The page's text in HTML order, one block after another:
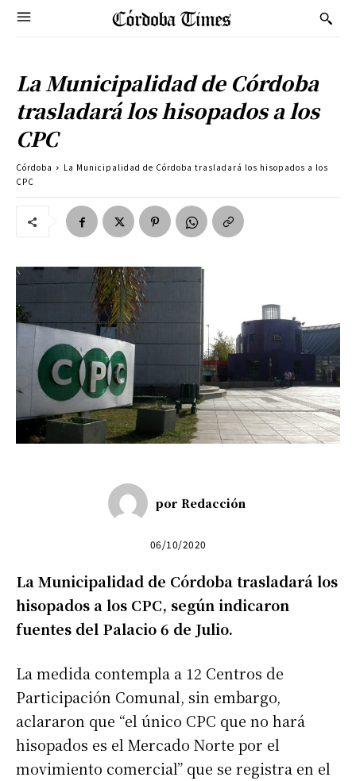
La Municipalidad de Córdoba
trasladará los hisopados a los
CPC
Córdoba
La Municipalidad de Córdoba trasladará los hisopados a los
CPC
por Redacción
06/10/2020
La Municipalidad de Córdoba trasladará los
hisopados a los CPC, según indicaron
fuentes del Palacio 6 de Julio.
La medida contempla a 12 Centros de
Participación Comunal, sin embargo,
aclararon que “el único CPC que no hará
hisopados es el Mercado Norte por el
movimiento comercial” que se registra en el